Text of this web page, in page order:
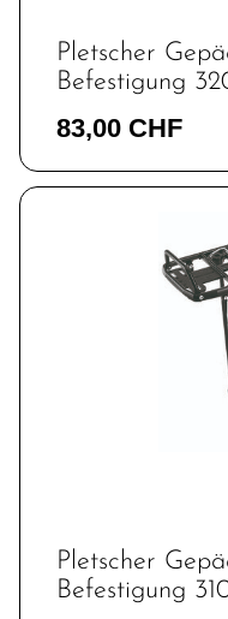
Pletscher
Befestigung
83,00 CHF
Pletscher
Befestigung